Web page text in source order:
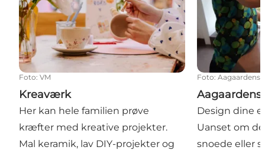
Foto: VM
Kreaværk
Her kan hele familien prøve
kræfter med kreative projekter.
Mal keramik, lav DIY-projekter og
Foto: Aagaardens
Aagaardens
Design dine
Uanset om
snoede eller